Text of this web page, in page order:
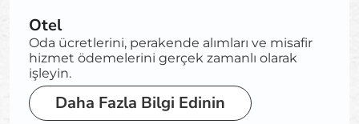
Otel
Oda ücretlerini, perakende alımları ve misafir
hizmet ödemelerini gerçek zamanlı olarak
işleyin.
Daha Fazla Bilgi Edinin